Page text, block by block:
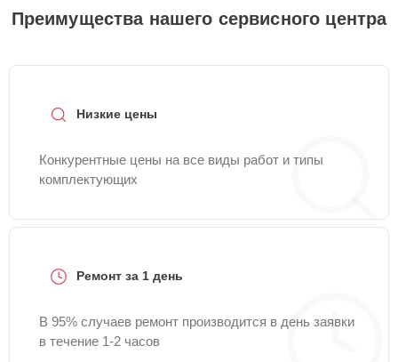
Преимущества нашего сервисного центра
Низкие цены
Конкурентные цены на все виды работ и типы
комплектующих
Ремонт за 1 день
В 95% случаев ремонт производится в день заявки
в течение 1-2 часов